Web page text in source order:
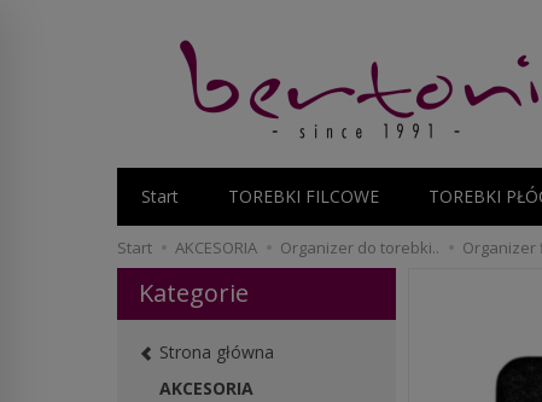
Start TOREBKI FILCOWE TOREBKI
Start AKCESORIA Organizer do torebki.. Organizer
Kategorie
Strona główna
AKCESORIA